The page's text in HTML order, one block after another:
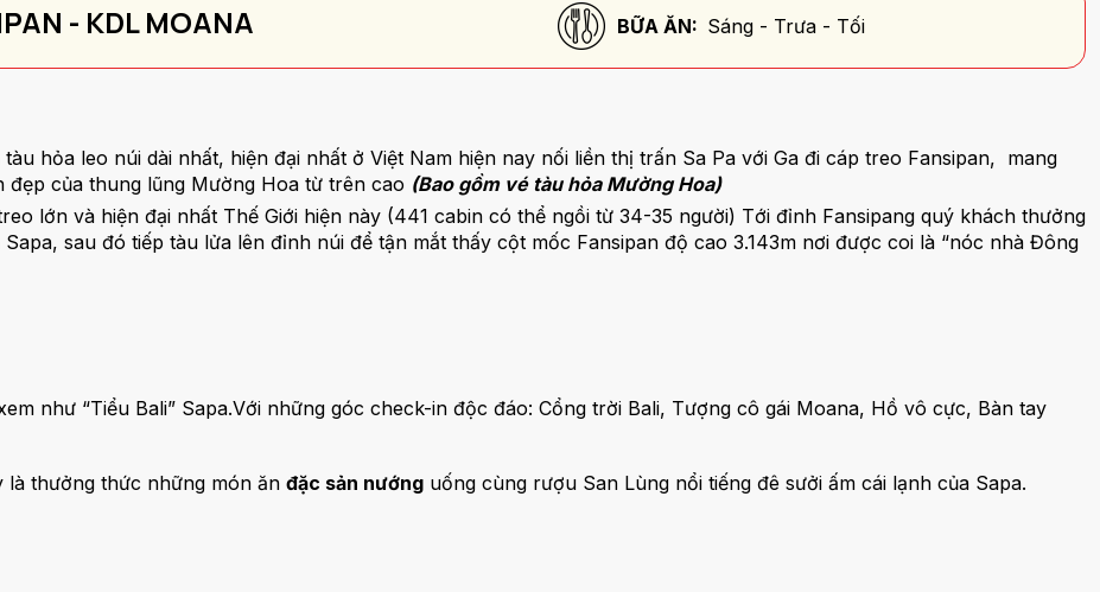
- KDL MOANA BỮA ĂN: Sáng - Trưa - Tối
hỏa leo núi dài nhất, hiện đại nhất ở Việt Nam hiện nay nối liền thị trấn Sa Pa với Ga đi cáp treo Fansipan, mang
của thung lũng Mường Hoa từ trên cao (Bao gồm vé tàu hỏa Mường Hoa)
lớn và hiện đại nhất Thế Giới hiện này (441 cabin có thể ngồi từ 34-35 người) Tới đỉnh Fansipang quý khách thưởng
sau đó tiếp tàu lửa lên đỉnh núi để tận mắt thấy cột mốc Fansipan độ cao 3.143m nơi được coi là “nóc nhà Đông
như “Tiểu Bali” Sapa.Với những góc check-in độc đáo: Cổng trời Bali, Tượng cô gái Moana, Hồ vô cực, Bàn tay
là thưởng thức những món ăn đặc sản nướng uống cùng rượu San Lùng nổi tiếng đê sưởi ấm cái lạnh của Sapa.